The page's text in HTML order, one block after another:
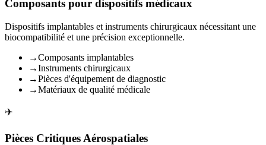
Composants pour dispositifs médicaux
Dispositifs implantables et instruments chirurgicaux nécessitant une
biocompatibilité et une précision exceptionnelle.
→Composants implantables
→Instruments chirurgicaux
→Pièces d'équipement de diagnostic
→Matériaux de qualité médicale
✈️
Pièces Critiques Aérospatiales